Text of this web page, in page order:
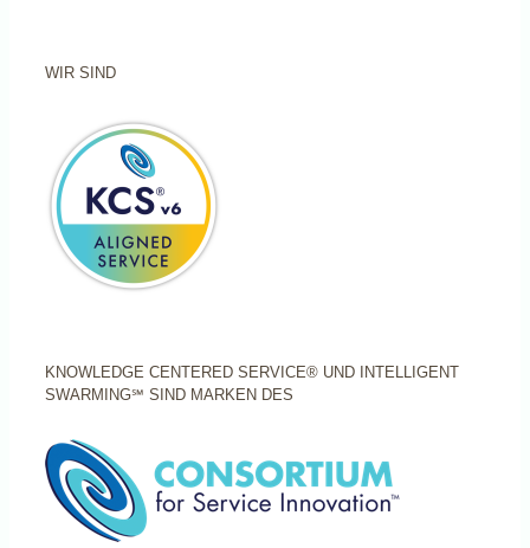
WIR SIND
KNOWLEDGE CENTERED SERVICE® UND INTELLIGENT
SWARMING℠ SIND MARKEN DES